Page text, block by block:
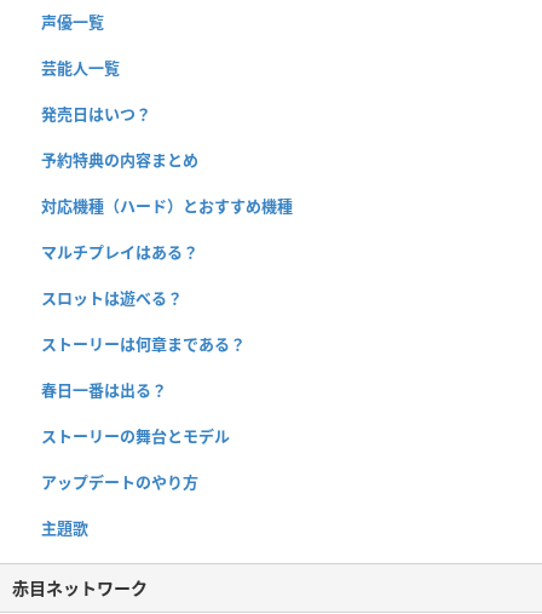
声優一覧
芸能人一覧
発売日はいつ？
予約特典の内容まとめ
対応機種（ハード）とおすすめ機種
マルチプレイはある？
スロットは遊べる？
ストーリーは何章まである？
春日一番は出る？
ストーリーの舞台とモデル
アップデートのやり方
主題歌
赤目ネットワーク